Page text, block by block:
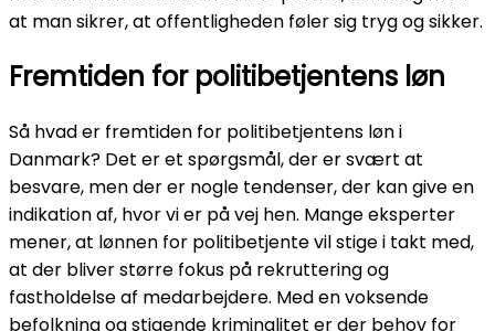
at man sikrer, at offentligheden føler sig tryg og sikker.
Fremtiden for politibetjentens løn
Så hvad er fremtiden for politibetjentens løn i
Danmark? Det er et spørgsmål, der er svært at
besvare, men der er nogle tendenser, der kan give en
indikation af, hvor vi er på vej hen. Mange eksperter
mener, at lønnen for politibetjente vil stige i takt med,
at der bliver større fokus på rekruttering og
fastholdelse af medarbejdere. Med en voksende
befolkning og stigende kriminalitet er der behov for